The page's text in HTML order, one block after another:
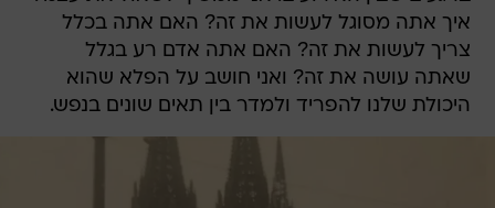
איך אתה מסוגל לעשות את זה? האם אתה בכלל
צריך לעשות את זה? האם אתה אדם רע בגלל
שאתה עושה את זה? ואני חושב על הפלא שהוא
היכולת שלנו להפריד ולמדר בין תאים שונים בנפש.